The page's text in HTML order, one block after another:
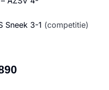
Sneek 3-1 (competitie)